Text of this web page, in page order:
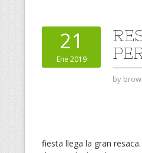
21
Ene 2019
by
fiesta llega la gran